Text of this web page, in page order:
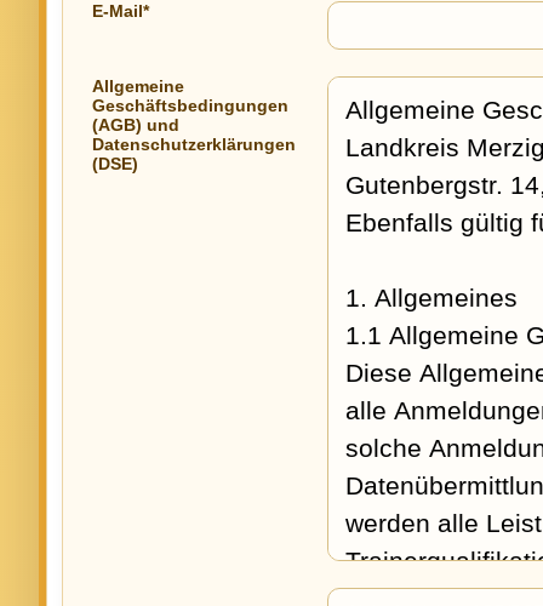
E-Mail*
Allgemeine
Geschäftsbedingungen
(AGB) und
Datenschutzerklärungen
(DSE)